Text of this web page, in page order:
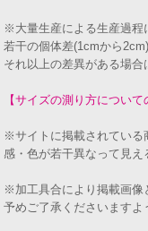
※大量生産による生産過程
若干の個体差(1cmから
それ以上の差異がある場合
【サイズの測り方について
※サイトに掲載されている
感・色が若干異なって見え
※加工具合により掲載画像
予めご了承くださいますよ